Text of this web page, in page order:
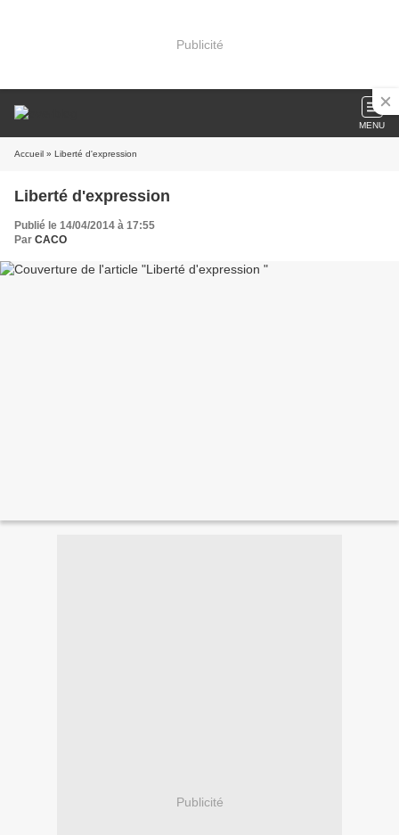
Publicité
MENU
Accueil » Liberté d'expression
Liberté d'expression
Publié le 14/04/2014 à 17:55
Par CACO
Publicité